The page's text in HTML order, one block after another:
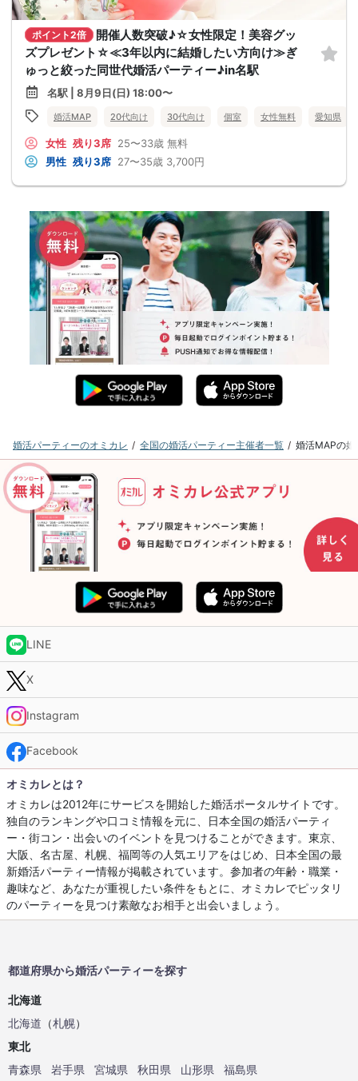
ポイント2倍
開催人数突破♪☆女性限定！美容グッ
ズプレゼント☆≪3年以内に結婚したい方向け≫ぎ
ゅっと絞った同世代婚活パーティー♪in名駅
名駅 | 8月9日(日) 18:00〜
婚活MAP 20代向け 30代向け 個室 女性無料 愛知県
女性 残り3席 25〜33歳 無料
男性 残り3席 27〜35歳 3,700円
婚活パーティーのオミカレ 全国の婚活パーティー主催者一覧 婚活MAPの
LINE
X
Instagram
Facebook
オミカレとは？
オミカレは2012年にサービスを開始した婚活ポータルサイトです。
独自のランキングや口コミ情報を元に、日本全国の婚活パーティ
ー・街コン・出会いのイベントを見つけることができます。東京、
大阪、名古屋、札幌、福岡等の人気エリアをはじめ、日本全国の最
新婚活パーティー情報が掲載されています。参加者の年齢・職業・
趣味など、あなたが重視したい条件をもとに、オミカレでピッタリ
のパーティーを見つけ素敵なお相手と出会いましょう。
都道府県から婚活パーティーを探す
北海道
北海道 （札幌）
東北
青森県
岩手県 宮城県 秋田県 山形県
福島県